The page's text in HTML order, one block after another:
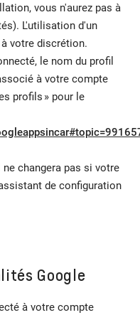
vous n'aurez pas à
L'utilisation d'un
votre discrétion.
le nom du profil
à votre compte
profils » pour le
changera pas si votre
de configuration
Google
à votre compte